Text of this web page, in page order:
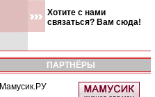
Хотите с нами
связаться? Вам сюда!
ПАРТНЁРЫ
Мамусик.РУ